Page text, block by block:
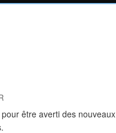
être averti des nouveaux